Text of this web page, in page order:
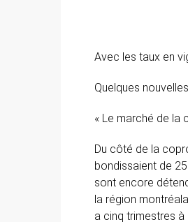
Avec les taux en
Quelques
« Le marché de la
Du côté de la
bondissaient de
sont encore
la région
a cinq trimestres